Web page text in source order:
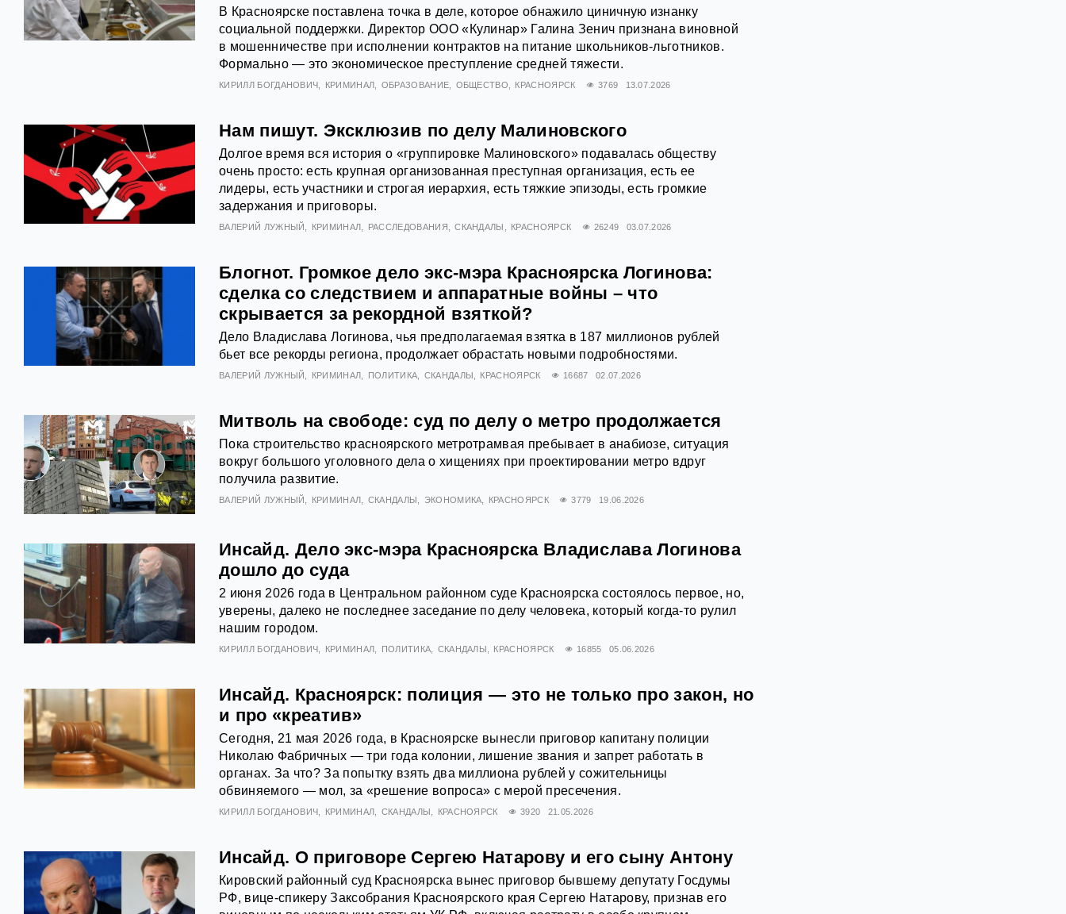
В Красноярске поставлена точка в деле, которое обнажило циничную изнанку
социальной поддержки. Директор ООО «Кулинар» Галина Зенич признана виновной
в мошенничестве при исполнении контрактов на питание школьников-льготников.
Формально — это экономическое преступление средней тяжести.
КИРИЛЛ БОГДАНОВИЧ КРИМИНАЛ ОБРАЗОВАНИЕ ОБЩЕСТВО КРАСНОЯРСК 3769 13.07.2026
Нам пишут. Эксклюзив по делу Малиновского
Долгое время вся история о «группировке Малиновского» подавалась обществу
очень просто: есть крупная организованная преступная организация, есть ее
лидеры, есть участники и строгая иерархия, есть тяжкие эпизоды, есть громкие
задержания и приговоры.
ВАЛЕРИЙ ЛУЖНЫЙ КРИМИНАЛ РАССЛЕДОВАНИЯ СКАНДАЛЫ КРАСНОЯРСК 26249 03.07.2026
Блогнот. Громкое дело экс-мэра Красноярска Логинова:
сделка со следствием и аппаратные войны – что
скрывается за рекордной взяткой?
Дело Владислава Логинова, чья предполагаемая взятка в 187 миллионов рублей
бьет все рекорды региона, продолжает обрастать новыми подробностями.
ВАЛЕРИЙ ЛУЖНЫЙ КРИМИНАЛ ПОЛИТИКА СКАНДАЛЫ КРАСНОЯРСК 16687 02.07.2026
Митволь на свободе: суд по делу о метро продолжается
Пока строительство красноярского метротрамвая пребывает в анабиозе, ситуация
вокруг большого уголовного дела о хищениях при проектировании метро вдруг
получила развитие.
ВАЛЕРИЙ ЛУЖНЫЙ КРИМИНАЛ СКАНДАЛЫ ЭКОНОМИКА КРАСНОЯРСК 3779 19.06.2026
Инсайд. Дело экс-мэра Красноярска Владислава Логинова
дошло до суда
2 июня 2026 года в Центральном районном суде Красноярска состоялось первое, но,
уверены, далеко не последнее заседание по делу человека, который когда-то рулил
нашим городом.
КИРИЛЛ БОГДАНОВИЧ КРИМИНАЛ ПОЛИТИКА СКАНДАЛЫ КРАСНОЯРСК 16855 05.06.2026
Инсайд. Красноярск: полиция — это не только про закон, но
и про «креатив»
Сегодня, 21 мая 2026 года, в Красноярске вынесли приговор капитану полиции
Николаю Фабричных — три года колонии, лишение звания и запрет работать в
органах. За что? За попытку взять два миллиона рублей у сожительницы
обвиняемого — мол, за «решение вопроса» с мерой пресечения.
КИРИЛЛ БОГДАНОВИЧ КРИМИНАЛ СКАНДАЛЫ КРАСНОЯРСК 3920 21.05.2026
Инсайд. О приговоре Сергею Натарову и его сыну Антону
Кировский районный суд Красноярска вынес приговор бывшему депутату Госдумы
РФ, вице-спикеру Заксобрания Красноярского края Сергею Натарову, признав его